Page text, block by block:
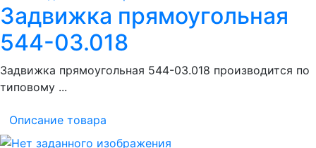
Задвижка прямоугольная
544-03.018
Задвижка прямоугольная 544-03.018 производится по
типовому ...
Описание товара